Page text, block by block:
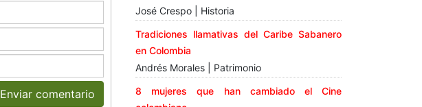
Enviar comentario
José Crespo | Historia
Tradiciones llamativas del Caribe Sabanero
en Colombia
Andrés Morales | Patrimonio
8 mujeres que han cambiado el Cine